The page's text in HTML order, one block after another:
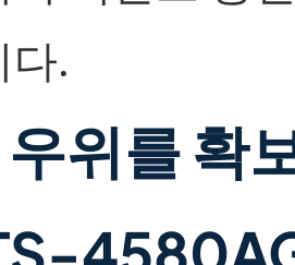
다.
위를 확